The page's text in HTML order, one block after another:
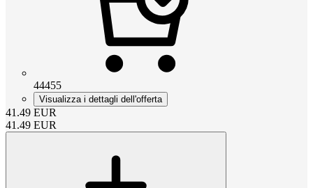
44455
Visualizza i dettagli dell'offerta
41.49 EUR
41.49 EUR